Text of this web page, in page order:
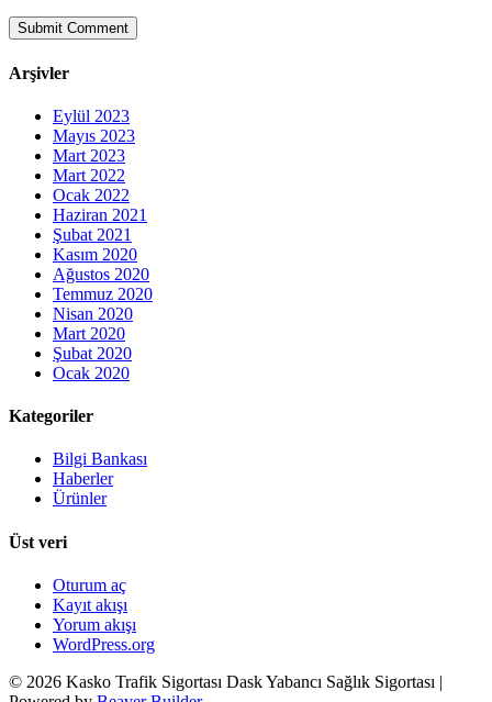
Arşivler
Eylül 2023
Mayıs 2023
Mart 2023
Mart 2022
Ocak 2022
Haziran 2021
Şubat 2021
Kasım 2020
Ağustos 2020
Temmuz 2020
Nisan 2020
Mart 2020
Şubat 2020
Ocak 2020
Kategoriler
Bilgi Bankası
Haberler
Ürünler
Üst veri
Oturum aç
Kayıt akışı
Yorum akışı
WordPress.org
© 2026 Kasko Trafik Sigortası Dask Yabancı Sağlık Sigortası |